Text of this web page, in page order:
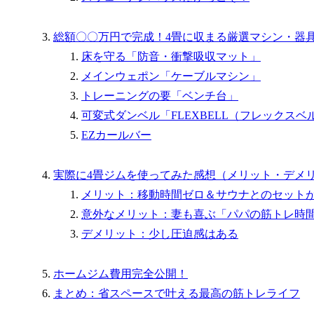
総額〇〇万円で完成！4畳に収まる厳選マシン・器
床を守る「防音・衝撃吸収マット」
メインウェポン「ケーブルマシン」
トレーニングの要「ベンチ台」
可変式ダンベル「FLEXBELL（フレックスベ
EZカールバー
実際に4畳ジムを使ってみた感想（メリット・デメ
メリット：移動時間ゼロ＆サウナとのセット
意外なメリット：妻も喜ぶ「パパの筋トレ時間
デメリット：少し圧迫感はある
ホームジム費用完全公開！
まとめ：省スペースで叶える最高の筋トレライフ